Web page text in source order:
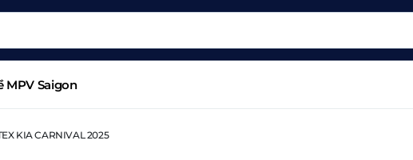
MPV Saigon
KIA CARNIVAL 2025